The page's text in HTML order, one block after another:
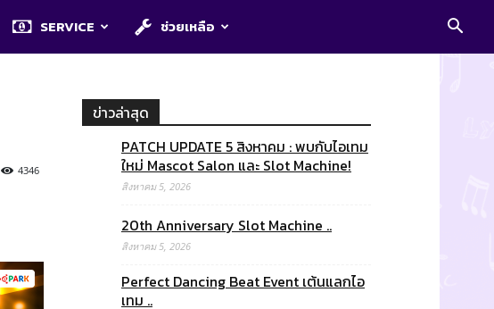
SERVICE ช่วยเหลือ
4346
ข่าวล่าสุด
PATCH UPDATE 5 สิงหาคม : พบกับไอเทม
ใหม่ Mascot Salon และ Slot Machine!
สิงหาคม 5, 2026
20th Anniversary Slot Machine ..
สิงหาคม 5, 2026
Perfect Dancing Beat Event เต้นแลกไอ
เทม ..